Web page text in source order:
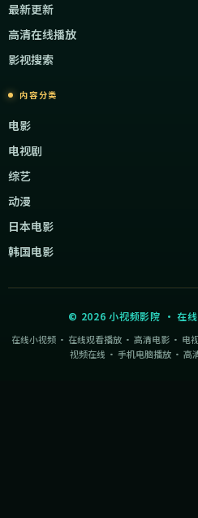
最新更新
高清在线播放
影视搜索
内容分类
电影
电视剧
综艺
动漫
日本电影
韩国电影
© 2026 小视频影院 ·在
在线小视频 · 在线观看播放 · 高清电影 · 电
视频在线 · 手机电脑播放 · 高